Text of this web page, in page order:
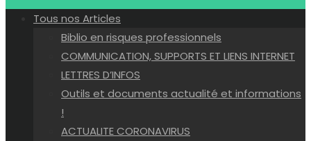
Tous nos Articles
Biblio en risques professionnels
COMMUNICATION, SUPPORTS ET LIENS INTERNET
LETTRES D’INFOS
Outils et documents actualité et informations
!
ACTUALITE CORONAVIRUS